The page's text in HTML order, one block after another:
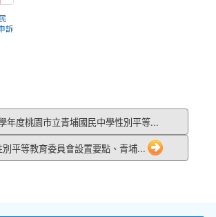
訴
年度桃園市立青埔國民中學性別平等...
別平等教育委員會設置要點、青埔...